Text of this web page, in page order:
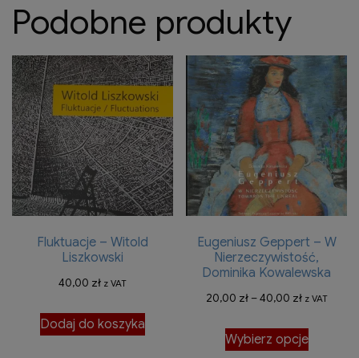
Podobne produkty
Fluktuacje – Witold
Liszkowski
40,00 zł z VAT
Dodaj do koszyka
Eugeniusz Geppert – W
Nierzeczywistość,
Dominika Kowalewska
20,00 zł –40,00 złZakres
od
z VAT
Wybierz opcje
Ten
produkt